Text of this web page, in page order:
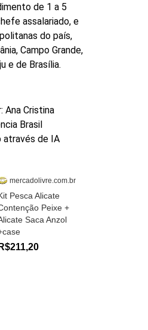
de 1 a 5
assalariado, e
do país,
Campo Grande,
e de Brasília.
Ana Cristina
Brasil
através de IA
mercadolivre.com.br
Pesca Alicate
Peixe +
Saca Anzol
R$211,20